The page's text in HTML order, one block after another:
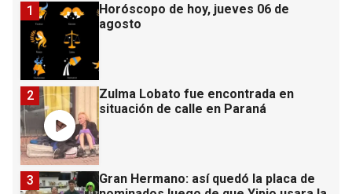
Horóscopo de hoy, jueves 06 de
agosto
1
Zulma Lobato fue encontrada en
situación de calle en Paraná
2
Gran Hermano: así quedó la placa de
3